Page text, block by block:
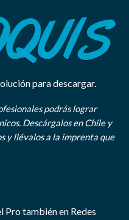
para descargar.
podrás lograr
Descárgalos en Chile y
y llévalos a la imprenta que
Pro también en Redes